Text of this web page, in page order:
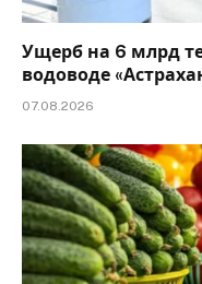
Ущерб на 6 млрд
водоводе
07.08.2026